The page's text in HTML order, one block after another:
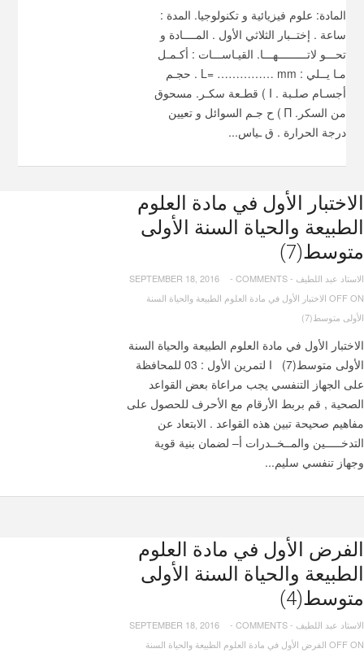
المادة: علوم فيزيائية و تكنولوجيا. المدة :
ساعة . إختــبار الثلاثي الأول . المــــادة و
تحـــو لاتـــــــــهـــا. القيـاســـات : أكـمـل
مـا يــلي : L= …………… mm . حجـم
أجسـام صلـبة . I ) قطـعة سكـر. مسحوق
من السكر. Π ) ح جـم السوائل و تعيين
درجة الحرارة . ق ـياس...
الاختبار الأول في مادة العلوم
الطبيعة والحياة السنة الأولى
متوسط(7)
الاستاد عبد اللطيف -
SEPTEMBER 18, 2016 - COMMENTS
OFF ON الاختبار الأول في مادة العلوم الطبيعة والحياة السنة
الأولى متوسط(7)
الاختبار الأول في مادة العلوم الطبيعة والحياة السنة
الأولى متوسط(7) ا لتمرين الأول : 03 للمحافظة
على الجهاز التنفسي يجب مراعاة بعض القواعد
الصحية , قم بربط الأرقام مع الأحرف للحصول على
مفاهيم صحيحة تبين هذه القواعد . الابتعاد عن
التدخـــــين والمــخــدرات أ– لضمان بنية قوية
وجهاز تنفسي سليم...
الفرض الأول في مادة العلوم
الطبيعة والحياة السنة الأولى
متوسط(4)
الاستاد عبد اللطيف -
SEPTEMBER 18, 2016 - COMMENTS
OFF ON الفرض الأول في مادة العلوم الطبيعة والحياة السنة